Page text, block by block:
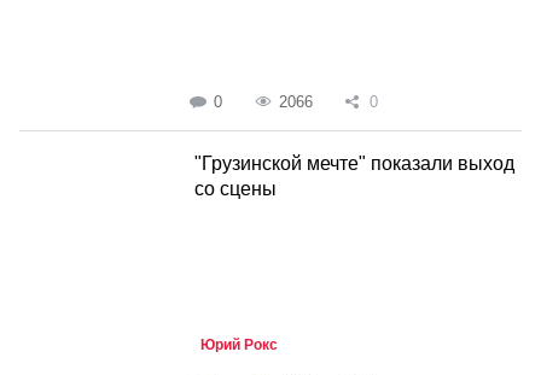
0 2066 0
"Грузинской мечте" показали выход
со сцены
Юрий Рокс